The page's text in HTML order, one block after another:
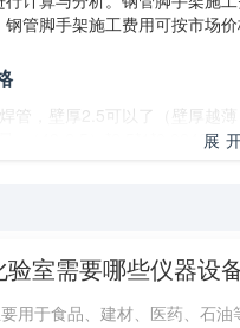
管脚手架施工费用可按市场
管，壁厚2.5可以了（壁厚越
=（48-2.5）
展
验室需要哪些仪器设
用于食品、建材、医药、石